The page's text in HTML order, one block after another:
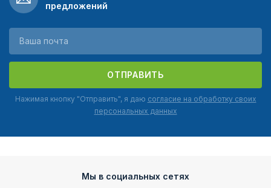
предложений
ОТПРАВИТЬ
Нажимая кнопку "Отправить", я даю согласие на обработку своих
персональных данных
Мы в социальных сетях